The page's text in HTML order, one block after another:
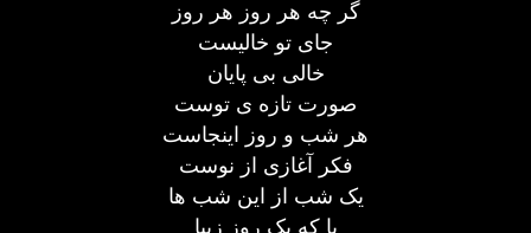
گر چه هر روز هر روز
جای تو خالیست
خالی بی پایان
صورت تازه ی توست
هر شب و روز اینجاست
فکر آغازی از نوست
یک شب از این شب ها
یا که یک روز زیبا